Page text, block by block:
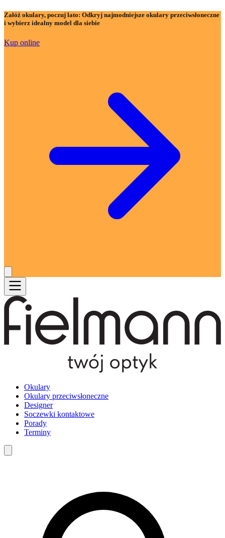
Załóż okulary, poczuj lato: Odkryj najmodniejsze okulary przeciwsłoneczne
i wybierz idealny model dla siebie
Kup online
Okulary
Okulary przeciwsłoneczne
Designer
Soczewki kontaktowe
Porady
Terminy